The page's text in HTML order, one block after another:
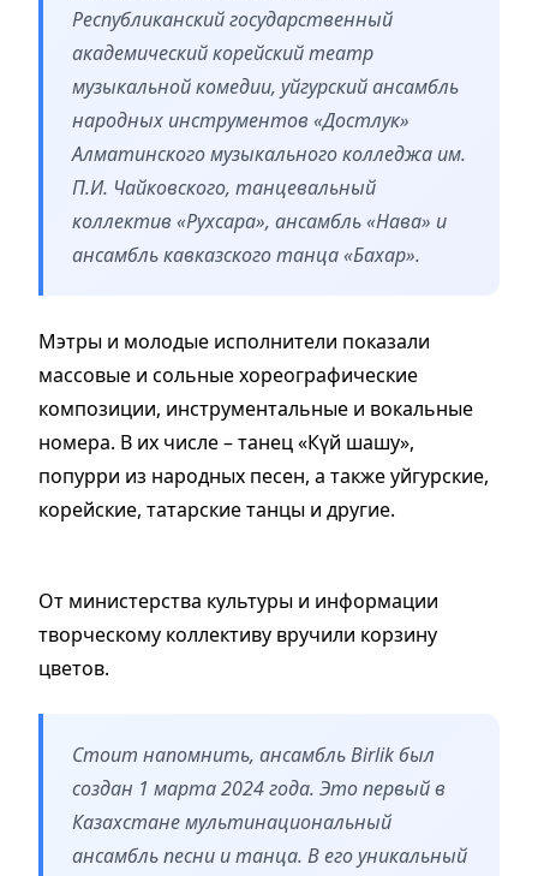
Республиканский государственный
академический корейский театр
музыкальной комедии, уйгурский ансамбль
народных инструментов «Достлук»
Алматинского музыкального колледжа им.
П.И. Чайковского, танцевальный
коллектив «Рухсара», ансамбль «Нава» и
ансамбль кавказского танца «Бахар».
Мэтры и молодые исполнители показали
массовые и сольные хореографические
композиции, инструментальные и вокальные
номера. В их числе – танец «Күй шашу»,
попурри из народных песен, а также уйгурские,
корейские, татарские танцы и другие.
От министерства культуры и информации
творческому коллективу вручили корзину
цветов.
Стоит напомнить, ансамбль Birlik был
создан 1 марта 2024 года. Это первый в
Казахстане мультинациональный
ансамбль песни и танца. В его уникальный